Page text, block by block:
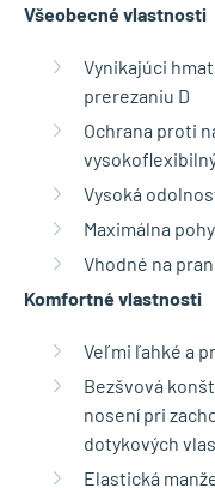
Všeobecné vlastnosti
Vynikajúci
prerezaniu D
Ochrana proti
Vysoká
Maximálna
Vhodné na
Komfortné vlastnosti
Veľmi ľahké a
Bezšvová
nosení pri
dotykových
Elastická